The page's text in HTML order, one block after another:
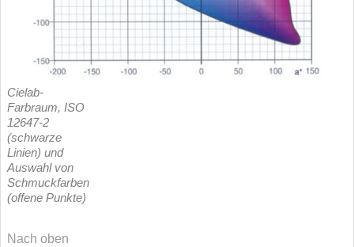
Cielab-
Farbraum, ISO
12647-2
(schwarze
Linien) und
Auswahl von
Schmuckfarben
(offene Punkte)
Nach oben